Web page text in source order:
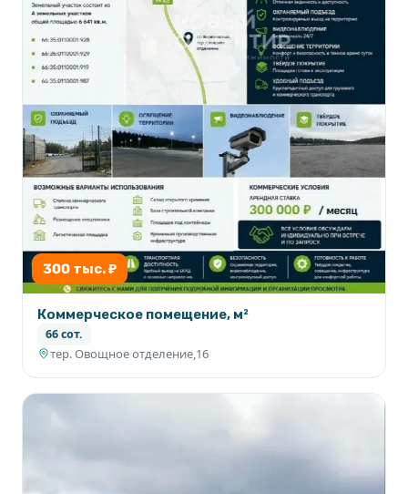
300 тыс. ₽
Коммерческое помещение, м²
66 сот.
тер. Овощное отделение,16